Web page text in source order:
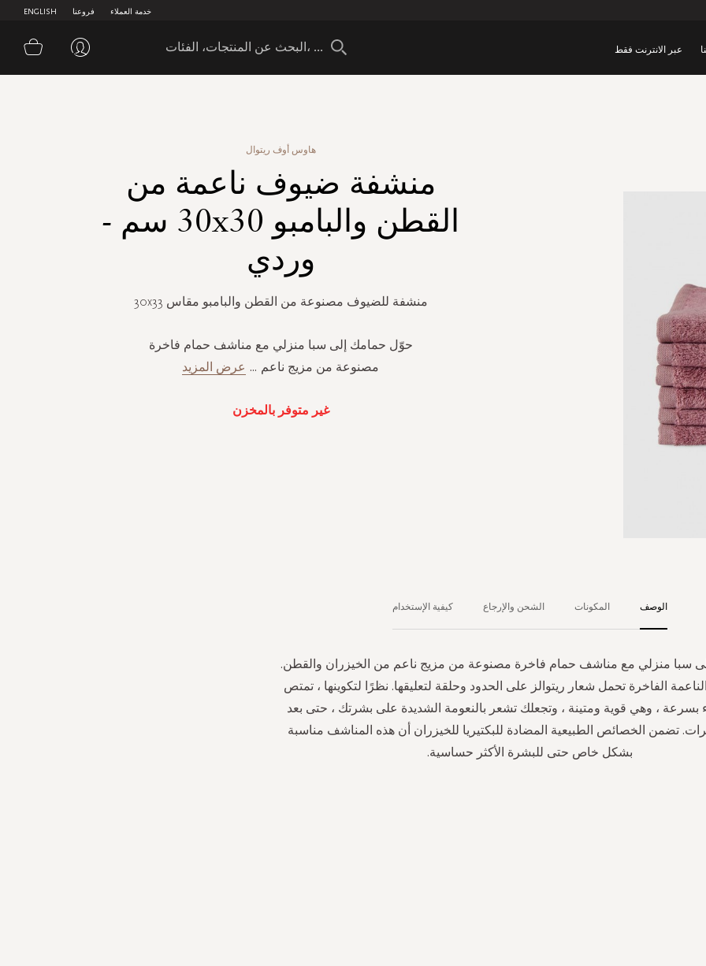
ENGLISH فروعنا خدمة العملاء
عبر الانترنت فقط سلة
هاوس أوف ريتوال
منشفة ضيوف ناعمة من
القطن والبامبو 30x30 سم -
وردي
منشفة للضيوف مصنوعة من القطن والبامبو مقاس 30x33
حوّل حمامك إلى سبا منزلي مع مناشف حمام فاخرة
مصنوعة من مزيج ناعم ... عرض المزيد
غير متوفر بالمخزن
الوصف
سبا منزلي مع مناشف حمام فاخرة مصنوعة من مزيج ناعم من الخيزران والقطن.
الفاخرة تحمل شعار ريتوالز على الحدود وحلقة لتعليقها. نظرًا لتكوينها ، تمتص
بسرعة ، وهي قوية ومتينة ، وتجعلك تشعر بالنعومة الشديدة على بشرتك ، حتى بعد
تضمن الخصائص الطبيعية المضادة للبكتيريا للخيزران أن هذه المناشف مناسبة
بشكل خاص حتى للبشرة الأكثر حساسية.
المكونات الشحن والإرجاع كيفية الإستخدام